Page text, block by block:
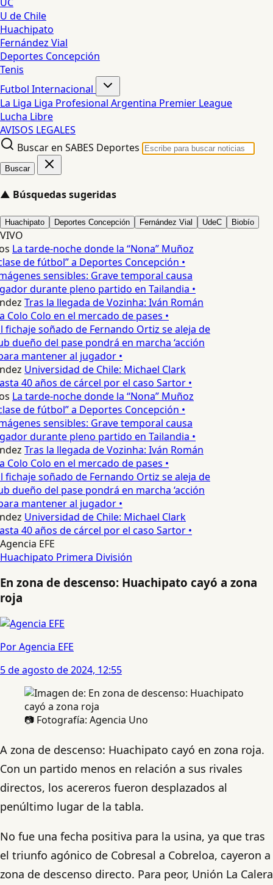
U de Chile
Huachipato
Fernández Vial
Deportes Concepción
Tenis
Futbol Internacional
La Liga Liga Profesional Argentina Premier League
Lucha Libre
AVISOS LEGALES
Buscar en SABES Deportes
Buscar
▲ Búsquedas sugeridas
Huachipato Deportes Concepción Fernández Vial UdeC Biobío
VIVO
La tarde-noche donde la “Nona” Muñoz
de fútbol” a Deportes Concepción •
sensibles: Grave temporal causa
durante pleno partido en Tailandia •
Tras la llegada de Vozinha: Iván Román
Colo en el mercado de pases •
fichaje soñado de Fernando Ortiz se aleja de
dueño del pase pondrá en marcha ‘acción
mantener al jugador •
Universidad de Chile: Michael Clark
40 años de cárcel por el caso Sartor •
La tarde-noche donde la “Nona” Muñoz
de fútbol” a Deportes Concepción •
sensibles: Grave temporal causa
durante pleno partido en Tailandia •
Tras la llegada de Vozinha: Iván Román
Colo en el mercado de pases •
fichaje soñado de Fernando Ortiz se aleja de
dueño del pase pondrá en marcha ‘acción
mantener al jugador •
Universidad de Chile: Michael Clark
40 años de cárcel por el caso Sartor •
Agencia EFE
Huachipato Primera División
En zona de descenso: Huachipato cayó a zona
roja
Por Agencia EFE
5 de agosto de 2024, 12:55
📷 Fotografía: Agencia Uno
A zona de descenso: Huachipato cayó en zona roja.
Con un partido menos en relación a sus rivales
directos, los acereros fueron desplazados al
penúltimo lugar de la tabla.
No fue una fecha positiva para la usina, ya que tras
el triunfo agónico de Cobresal a Cobreloa, cayeron a
zona de descenso directo. Para peor, Unión La Calera